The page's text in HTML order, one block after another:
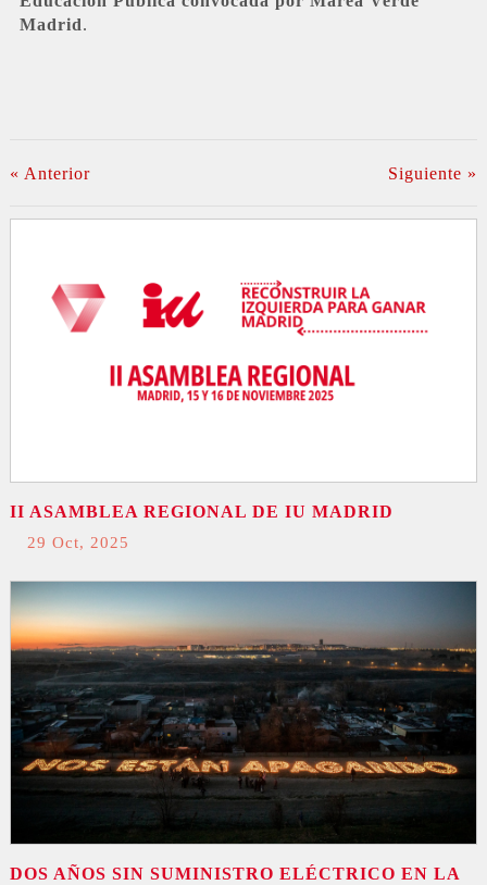
Madrid.
« Anterior Siguiente »
II ASAMBLEA REGIONAL DE IU MADRID
29 Oct, 2025
DOS AÑOS SIN SUMINISTRO ELÉCTRICO EN LA